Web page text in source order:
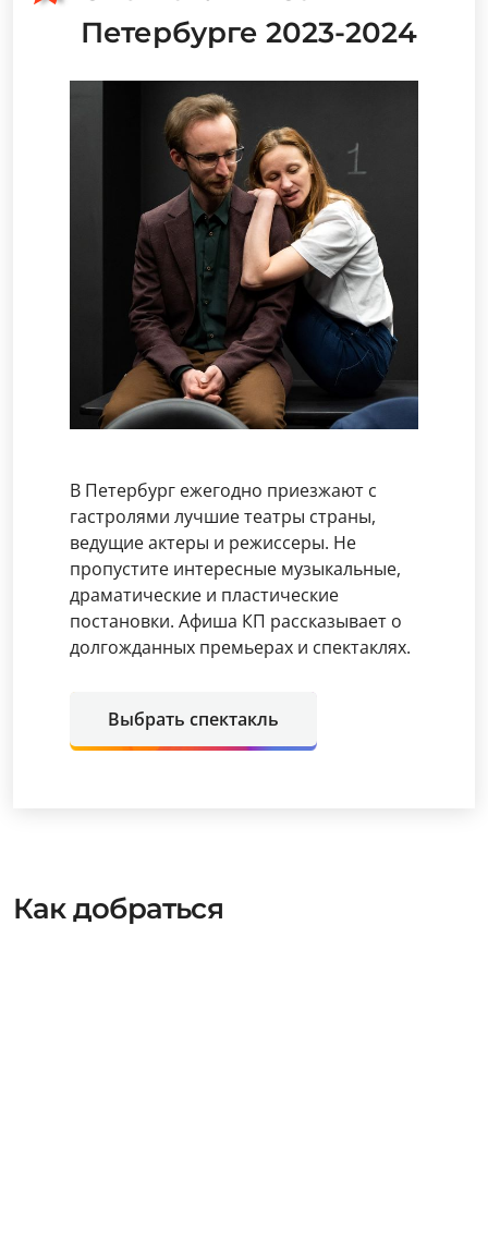
Петербурге 2023-2024
В Петербург ежегодно приезжают с
гастролями лучшие театры страны,
ведущие актеры и режиссеры. Не
пропустите интересные музыкальные,
драматические и пластические
постановки. Афиша КП рассказывает о
долгожданных премьерах и спектаклях.
Выбрать спектакль
Как добраться